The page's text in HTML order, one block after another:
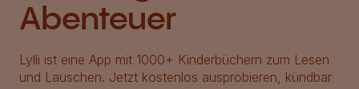
Abenteuer
Lylli ist eine App mit 1000+ Kinderbüchern zum Lesen
und Lauschen. Jetzt kostenlos ausprobieren, kündbar